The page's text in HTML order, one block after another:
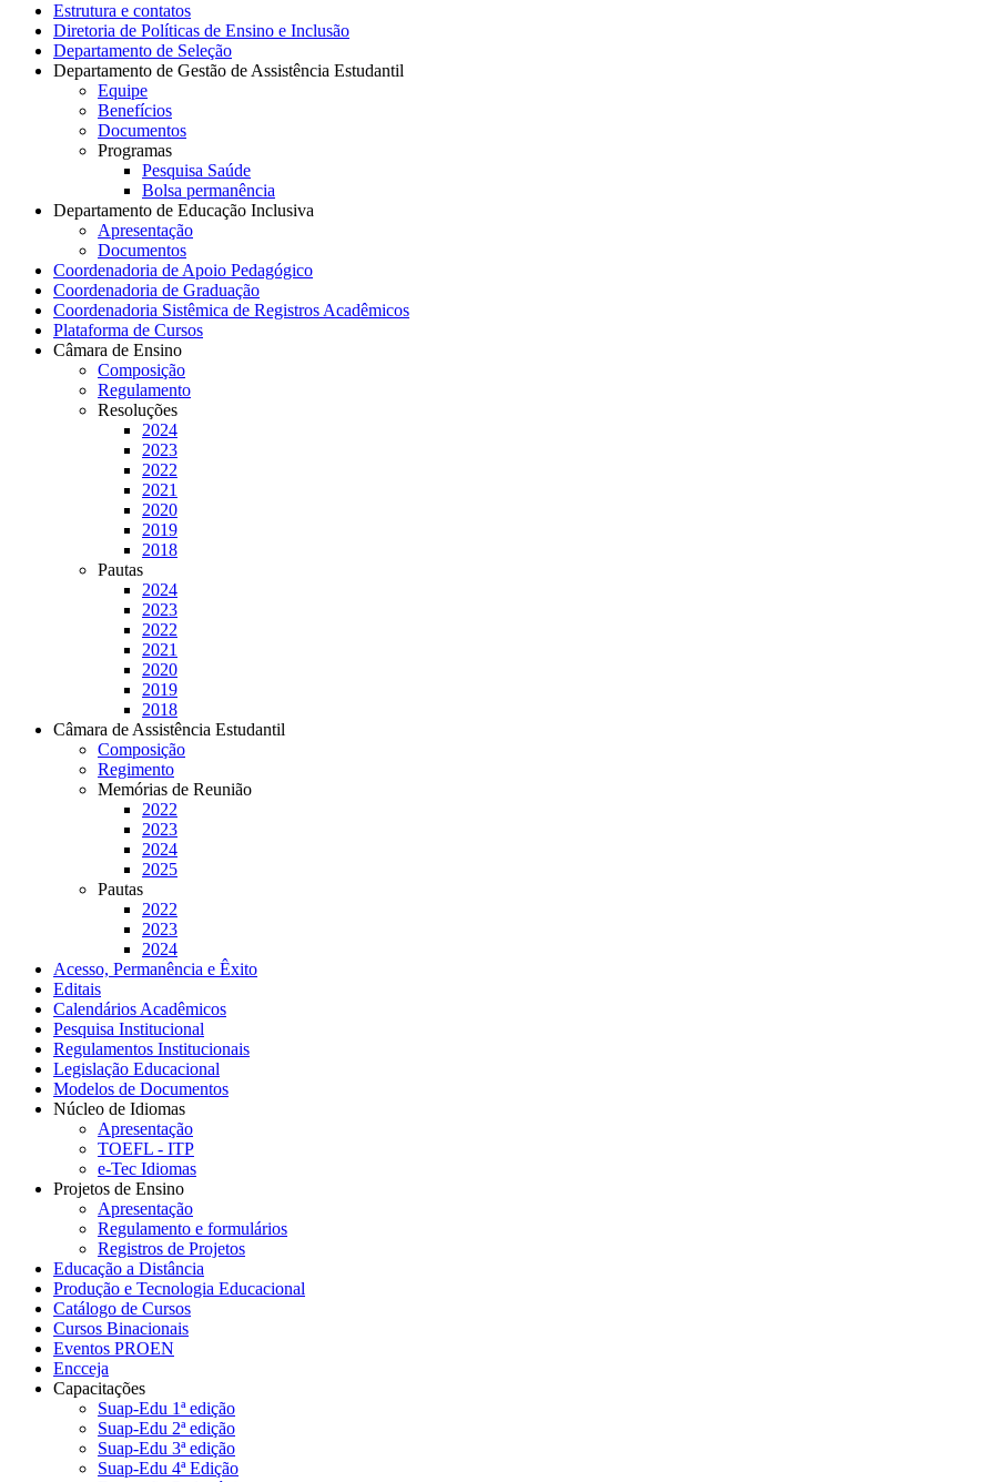
Estrutura e contatos
Diretoria de Políticas de Ensino e Inclusão
Departamento de Seleção
Departamento de Gestão de Assistência Estudantil
Equipe
Benefícios
Documentos
Programas
Pesquisa Saúde
Bolsa permanência
Departamento de Educação Inclusiva
Apresentação
Documentos
Coordenadoria de Apoio Pedagógico
Coordenadoria de Graduação
Coordenadoria Sistêmica de Registros Acadêmicos
Plataforma de Cursos
Câmara de Ensino
Composição
Regulamento
Resoluções
2024
2023
2022
2021
2020
2019
2018
Pautas
2024
2023
2022
2021
2020
2019
2018
Câmara de Assistência Estudantil
Composição
Regimento
Memórias de Reunião
2022
2023
2024
2025
Pautas
2022
2023
2024
Acesso, Permanência e Êxito
Editais
Calendários Acadêmicos
Pesquisa Institucional
Regulamentos Institucionais
Legislação Educacional
Modelos de Documentos
Núcleo de Idiomas
Apresentação
TOEFL - ITP
e-Tec Idiomas
Projetos de Ensino
Apresentação
Regulamento e formulários
Registros de Projetos
Educação a Distância
Produção e Tecnologia Educacional
Catálogo de Cursos
Cursos Binacionais
Eventos PROEN
Encceja
Capacitações
Suap-Edu 1ª edição
Suap-Edu 2ª edição
Suap-Edu 3ª edição
Suap-Edu 4ª Edição